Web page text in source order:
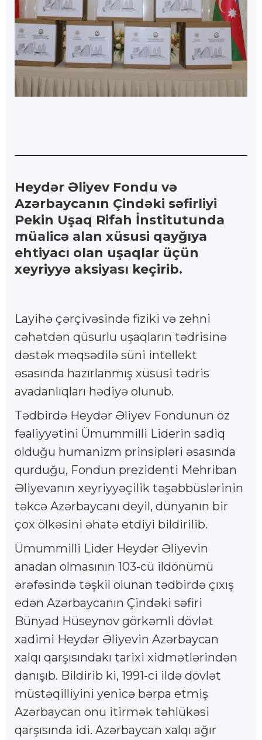
Heydər Əliyev Fondu və
Azərbaycanın Çindəki səfirliyi
Pekin Uşaq Rifah İnstitutunda
müalicə alan xüsusi qayğıya
ehtiyacı olan uşaqlar üçün
xeyriyyə aksiyası keçirib.
Layihə çərçivəsində fiziki və zehni
cəhətdən qüsurlu uşaqların tədrisinə
dəstək məqsədilə süni intellekt
əsasında hazırlanmış xüsusi tədris
avadanlıqları hədiyə olunub.
Tədbirdə Heydər Əliyev Fondunun öz
fəaliyyətini Ümummilli Liderin sadiq
olduğu humanizm prinsipləri əsasında
qurduğu, Fondun prezidenti Mehriban
Əliyevanın xeyriyyəçilik təşəbbüslərinin
təkcə Azərbaycanı deyil, dünyanın bir
çox ölkəsini əhatə etdiyi bildirilib.
Ümummilli Lider Heydər Əliyevin
anadan olmasının 103-cü ildönümü
ərəfəsində təşkil olunan tədbirdə çıxış
edən Azərbaycanın Çindəki səfiri
Bünyad Hüseynov görkəmli dövlət
xadimi Heydər Əliyevin Azərbaycan
xalqı qarşısındakı tarixi xidmətlərindən
danışıb. Bildirib ki, 1991-ci ildə dövlət
müstəqilliyini yenicə bərpa etmiş
Azərbaycan onu itirmək təhlükəsi
qarşısında idi. Azərbaycan xalqı ağır